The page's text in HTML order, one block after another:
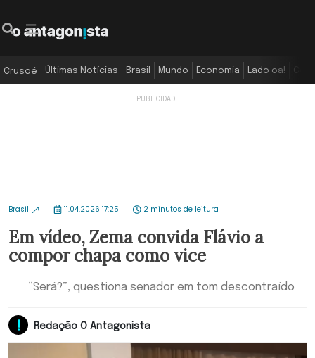
Crusoé Últimas Notícias Brasil Mundo Economia Lado oa!
Brasil 11.04.2026 17:25 2 minutos de leitura
Em vídeo, Zema convida Flávio a
compor chapa como vice
“Será?”, questiona senador em tom descontraído
Redação O Antagonista